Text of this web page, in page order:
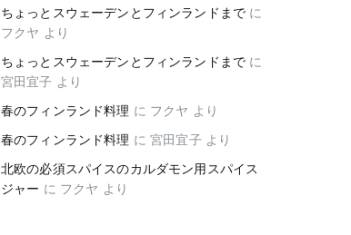
ちょっとスウェーデンとフィンランドまで に
フクヤ より
ちょっとスウェーデンとフィンランドまで に
宮田宜子 より
春のフィンランド料理 に フクヤ より
春のフィンランド料理 に宮田宜子 より
北欧の必須スパイスのカルダモン用スパイス
ジャー に フクヤ より